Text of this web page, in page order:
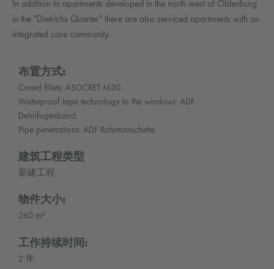
In addition to apartments developed in the north west of Oldenburg
in the "Dietrichs Quarter" there are also serviced apartments with an
integrated care community.
布置方式:
Coved fillets: ASOCRET M30.
Waterproof tape technology to the windows: ADF
Dehnfugenband.
Pipe penetrations: ADF Rohrmanschette.
建筑工程类型
新建工程
物件大小:
260 m²
工作持续时间:
2 年